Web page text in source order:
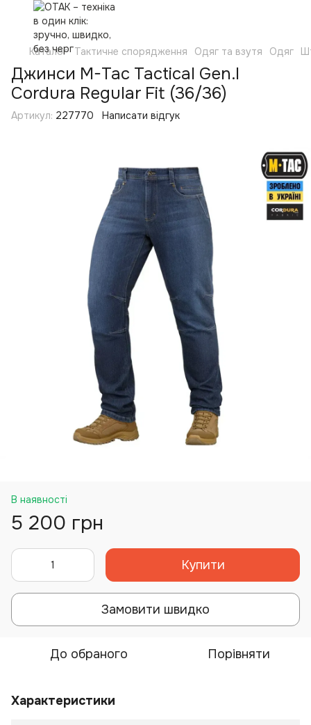
Каталог Тактичне спорядження Одяг та взутя Одяг
Джинси M-Tac Tactical Gen.I
Cordura Regular Fit (36/36)
Артикул: 227770 Написати відгук
В наявності
5 200 грн
Купити
Замовити швидко
До обраного Порівняти
Характеристики